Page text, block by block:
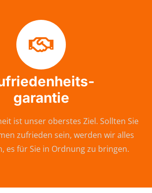
garantie
ist unser oberstes Ziel. Sollten Sie
zufrieden sein, werden wir alles
es für Sie in Ordnung zu bringen.